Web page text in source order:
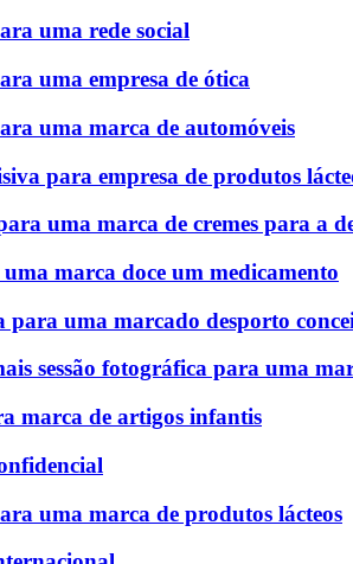
uma rede social
uma empresa de ótica
uma marca de automóveis
para empresa de produtos
uma marca de cremes para a
marca doce um medicamento
para uma marcado desporto
sessão fotográfica para uma
marca de artigos infantis
uma marca de produtos lácteos